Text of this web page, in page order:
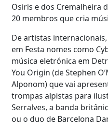
Osiris e dos Cremalheira
20 membros que cria
De artistas
em Festa nomes como
música eletrónica em
You Origin (de Stephen
Alponom) que vai
trompas alpistas para
Serralves, a banda
ou o duo de Barcelona